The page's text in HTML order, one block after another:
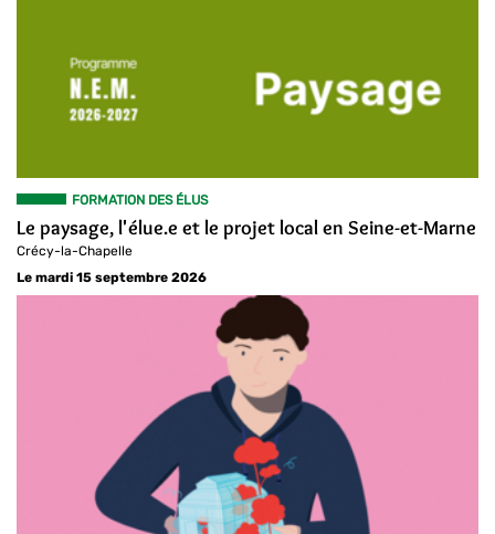
FORMATION DES ÉLUS
Le paysage, l'élue.e et le projet local en Seine-et-Marne
Crécy-la-Chapelle
Le mardi 15 septembre 2026